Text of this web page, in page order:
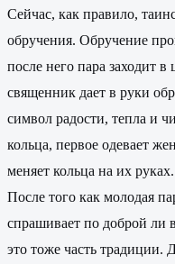
Сейчас, как правило,
обручения. Обручение
после него пара заходит
священник дает в руки
символ радости, тепла и
кольца, первое одевает
меняет кольца на их руках.
После того как молодая
спрашивает по доброй ли
это тоже часть традиции.